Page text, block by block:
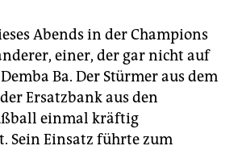
Abends in der Champions
einer, der gar nicht auf
Ba. Der Stürmer aus dem
Ersatzbank aus den
einmal kräftig
Sein Einsatz führte zum